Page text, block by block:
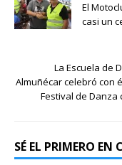
El
casi un
La Escuela de
Almuñécar celebró con
Festival de Danza
SÉ EL PRIMERO EN